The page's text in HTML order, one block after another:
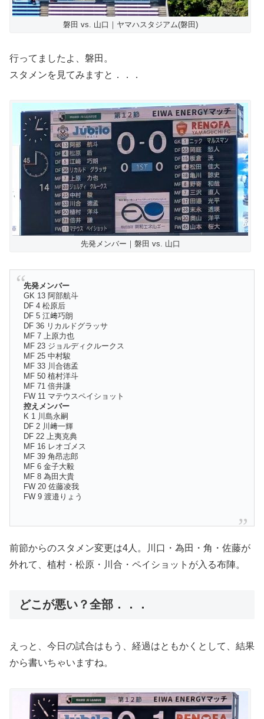
磐田 vs. 山口｜ヤマハスタジアム(磐田)
行ってましたよ、磐田。
スタメンを見てみますと．．．
先発メンバー｜磐田 vs. 山口
先発メンバー
GK 13 阿部航斗
DF 4 松原后
DF 5 江﨑巧朗
DF 36 リカルドグラッサ
MF 7 上原力也
MF 23 ジョルディクルークス
MF 25 中村駿
MF 33 川合徳孟
MF 50 植村洋斗
MF 71 倍井謙
FW 11 マテウスペイショット
控えメンバー
K 1 川島永嗣
DF 2 川﨑一輝
DF 22 上夷克典
MF 16 レオゴメス
MF 39 角昂志郎
MF 6 金子大毅
MF 8 為田大貴
FW 20 佐藤凌我
FW 9 渡邉りょう
前節からのスタメン変更は4人。川口・為田・角・佐藤が
外れて、植村・松原・川合・ペイショットが入る布陣。
どこが悪い？全部．．．
えっと、今日の試合はもう、経過はともかくとして、結果
から書いちゃいますね。